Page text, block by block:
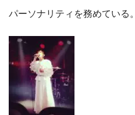
パーソナリティを務めている。